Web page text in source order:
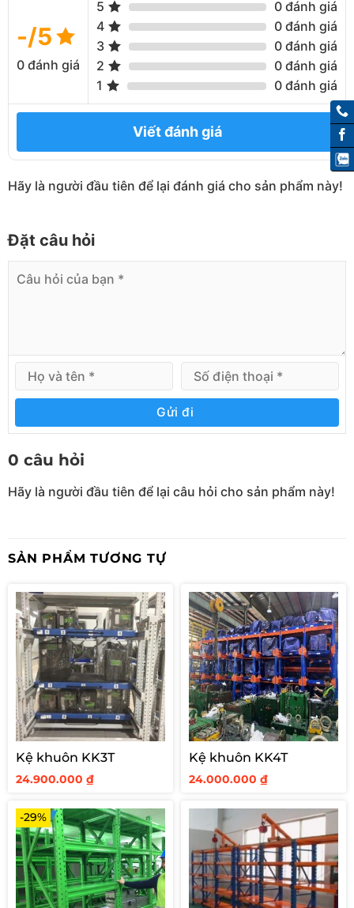
Bản vẽ kệ tay đỡ khung giá kệ
Bản vẽ kệ tay đỡ kết cấu
Bản vẽ kệ tay đỡ kết cấu
Ứng dụng thực tế cho kệ tay đỡ để hàng
ống thép hoặc thanh nhôm định hình…
Kệ tay đỡ hàng thanh ống dài
Kệ đỡ hàng ống thép
-/5
0 đánh giá
5
0 đánh giá
4
0 đánh giá
3
0 đánh giá
2
0 đánh giá
1
0 đánh giá
Viết đánh giá
Hãy là người đầu tiên để lại đánh giá cho sản phẩm này!
Đặt câu hỏi
Gửi đi
0 câu hỏi
Hãy là người đầu tiên để lại câu hỏi cho sản phẩm này!
SẢN PHẨM TƯƠNG TỰ
Kệ khuôn KK3T
24.900.000 ₫
Kệ khuôn KK4T
24.000.000 ₫
-29%